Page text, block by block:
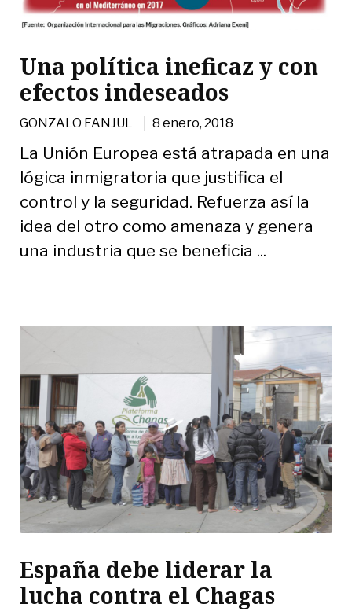
Una política ineficaz y con
efectos indeseados
GONZALO FANJUL |8 enero, 2018
La Unión Europea está atrapada en una
lógica inmigratoria que justifica el
control y la seguridad. Refuerza así la
idea del otro como amenaza y genera
una industria que se beneficia ...
España debe liderar la
lucha contra el Chagas